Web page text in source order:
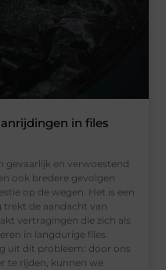
in files
gevaarlijk en verwoestend
ook bredere gevolgen
op de wegen. Het is een
trekt de aandacht van
vertragingen die zich als
in langdurige files.
uit dit probleem: door ons
te rijden, kunnen we